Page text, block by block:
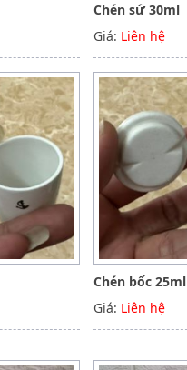
Chén sứ 30ml
Giá: Liên hệ
Chén bốc 25ml
Giá: Liên hệ